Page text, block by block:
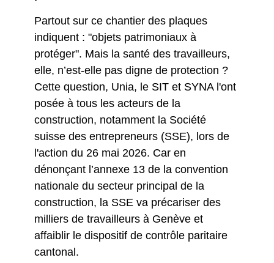
Partout sur ce chantier des plaques
indiquent : "objets patrimoniaux à
protéger". Mais la santé des travailleurs,
elle, n’est-elle pas digne de protection ?
Cette question, Unia, le SIT et SYNA l'ont
posée à tous les acteurs de la
construction, notamment la Société
suisse des entrepreneurs (SSE), lors de
l'action du 26 mai 2026. Car en
dénonçant l’annexe 13 de la convention
nationale du secteur principal de la
construction, la SSE va précariser des
milliers de travailleurs à Genève et
affaiblir le dispositif de contrôle paritaire
cantonal.